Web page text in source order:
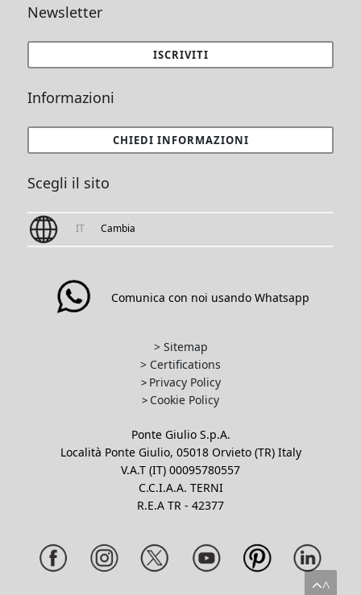
^
Newsletter
ISCRIVITI
Informazioni
CHIEDI INFORMAZIONI
Scegli il sito
IT Cambia
Comunica con noi usando Whatsapp
> Sitemap
> Certifications
> Privacy Policy
> Cookie Policy
Ponte Giulio S.p.A.
Località Ponte Giulio, 05018 Orvieto (TR) Italy
V.A.T (IT) 00095780557
C.C.I.A.A. TERNI
R.E.A TR - 42377